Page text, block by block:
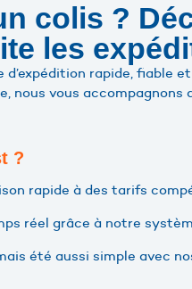
colis ?
les
rapide, fiable
nous vous accompagnons
?
rapide à des tarifs
réel grâce à notre
été aussi simple avec